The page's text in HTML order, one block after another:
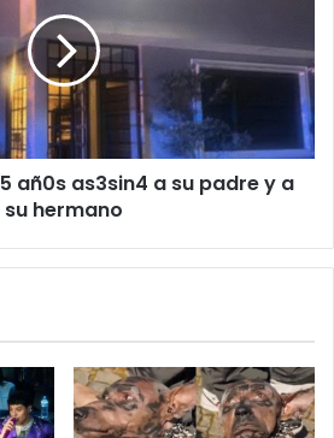
añ0s as3sin4 a su padre y a
su hermano